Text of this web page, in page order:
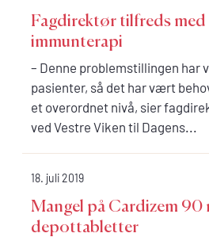
Fagdirektør tilfreds med
immunterapi
– Denne problemstillingen
pasienter, så det har vært
et overordnet nivå, sier
ved Vestre Viken til Dagens...
18. juli 2019
Mangel på Cardizem 90
depottabletter